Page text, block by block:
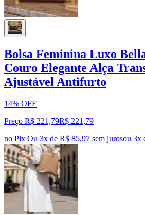
Bolsa Feminina Luxo
Couro Elegante Alça
Ajustável Antifurto
14% OFF
Preço R$ 221,79R$ 221 ,79
no Pix Ou 3x de R$ 85,97 sem jurosou 3x